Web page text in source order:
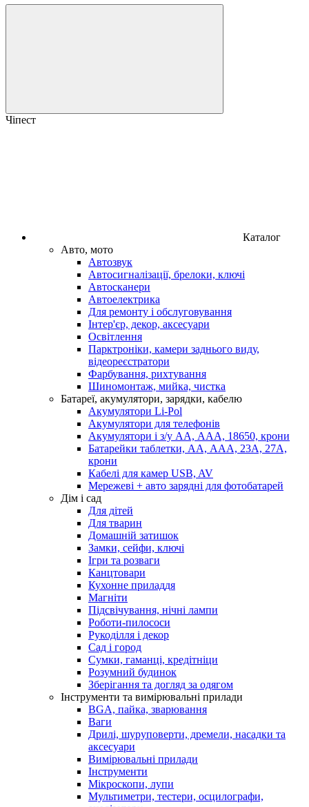
Чіпест
Каталог
Авто, мото
Автозвук
Автосигналізації, брелоки, ключі
Автосканери
Автоелектрика
Для ремонту і обслуговування
Інтер'єр, декор, аксесуари
Освітлення
Парктроніки, камери заднього виду,
відеореєстратори
Фарбування, рихтування
Шиномонтаж, мийка, чистка
Батареї, акумулятори, зарядки, кабелю
Акумулятори Li-Pol
Акумулятори для телефонів
Акумулятори і з/у АА, ААА, 18650, крони
Батарейки таблетки, АА, ААА, 23А, 27А,
крони
Кабелі для камер USB, AV
Мережеві + авто зарядні для фотобатарей
Дім і сад
Для дітей
Для тварин
Домашній затишок
Замки, сейфи, ключі
Ігри та розваги
Канцтовари
Кухонне приладдя
Магніти
Підсвічування, нічні лампи
Роботи-пилососи
Рукоділля і декор
Сад і город
Сумки, гаманці, кредітніци
Розумний будинок
Зберігання та догляд за одягом
Інструменти та вимірювальні прилади
BGA, пайка, зварювання
Ваги
Дрилі, шуруповерти, дремели, насадки та
аксесуари
Вимірювальні прилади
Інструменти
Мікроскопи, лупи
Мультиметри, тестери, осцилографи,